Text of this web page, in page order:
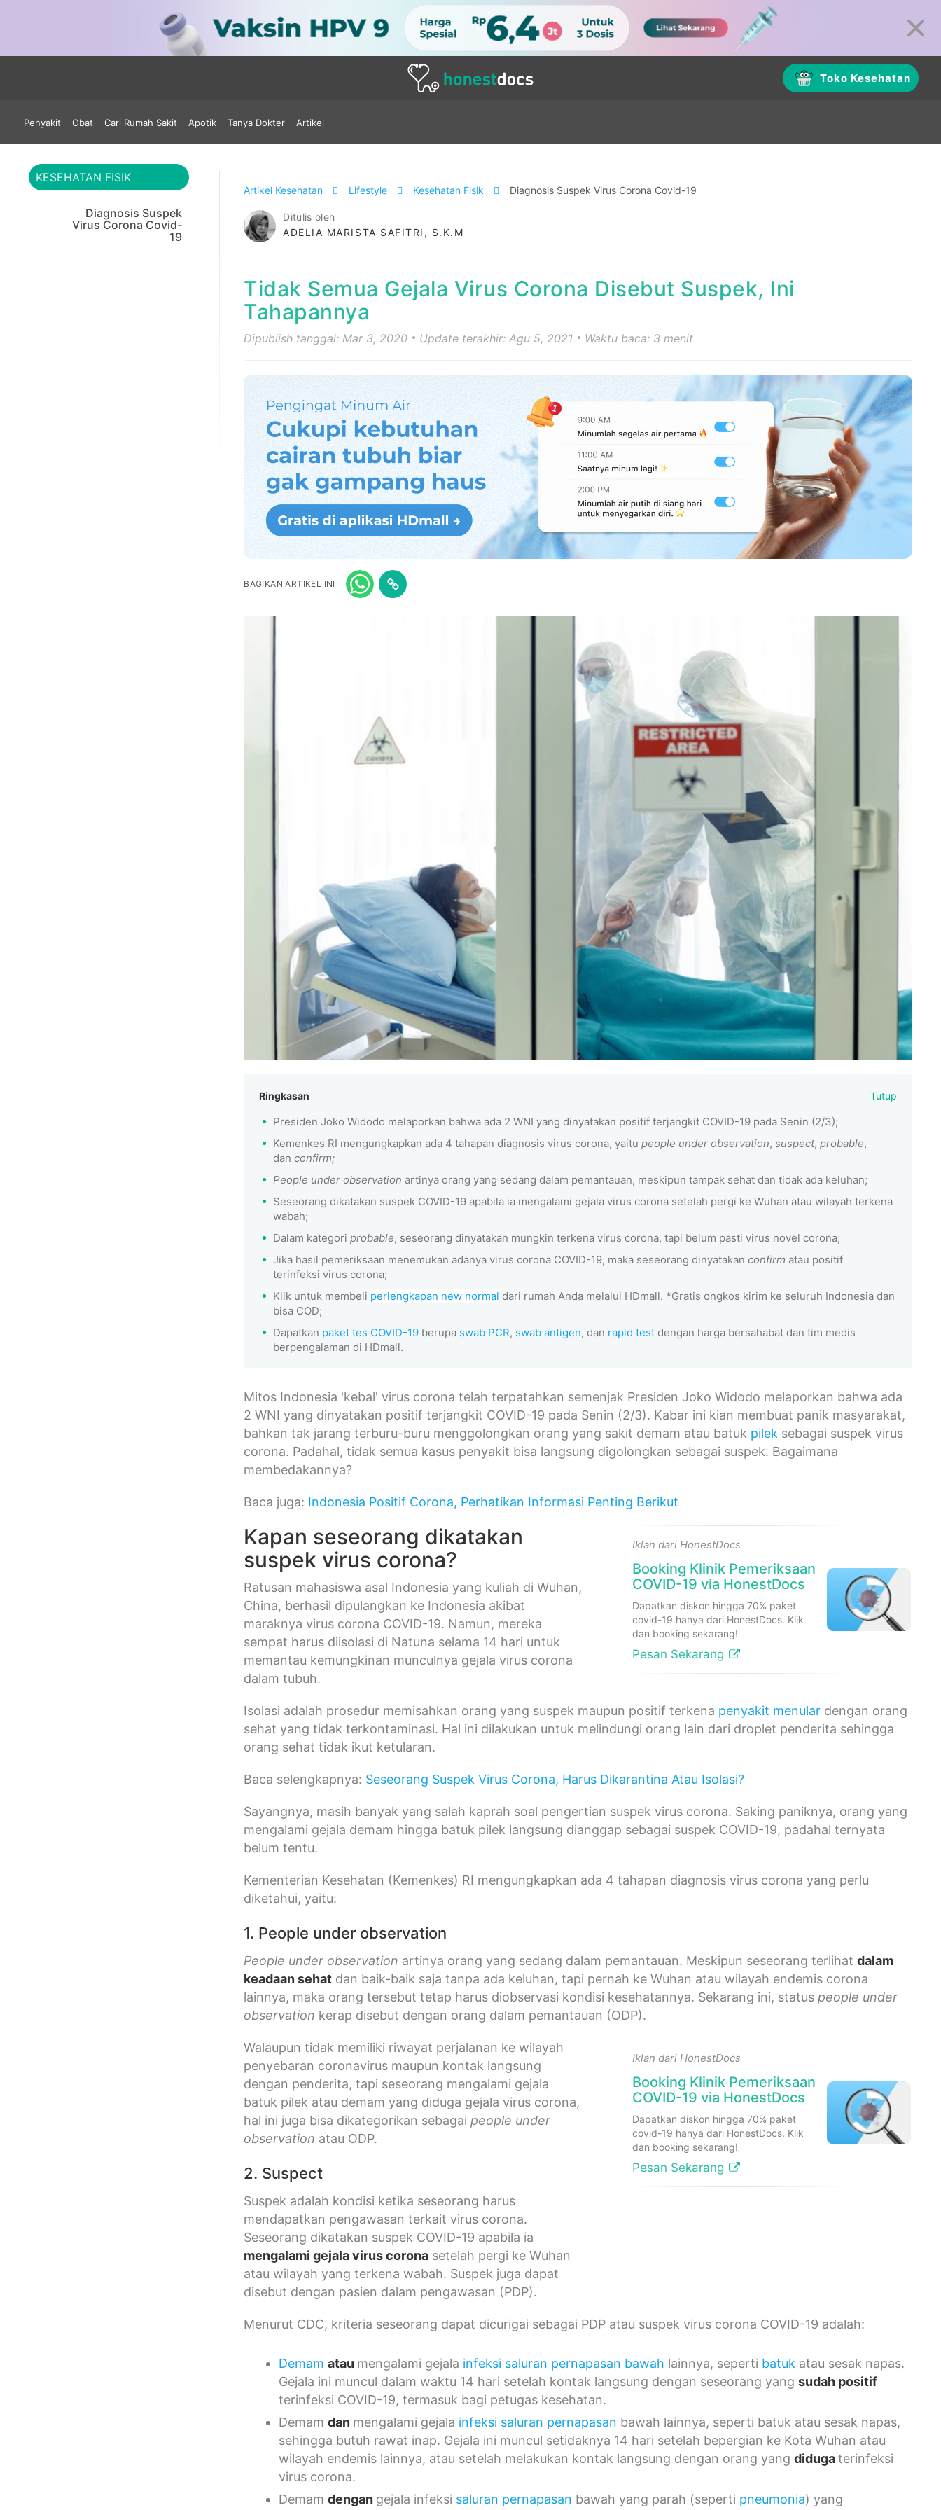
Toko Kesehatan
Penyakit Obat Cari Rumah Sakit Apotik Tanya Dokter Artikel
KESEHATAN FISIK
Diagnosis Suspek
Virus Corona Covid-
19
Artikel Kesehatan Lifestyle Kesehatan Fisik Diagnosis Suspek Virus Corona Covid-19
Ditulis oleh
ADELIA MARISTA SAFITRI, S.K.M
Tidak Semua Gejala Virus Corona Disebut Suspek, Ini
Tahapannya
Dipublish tanggal: Mar 3, 2020 Update terakhir: Agu 5, 2021 Waktu baca: 3 menit
BAGIKAN ARTIKEL INI
Ringkasan Tutup
Presiden Joko Widodo melaporkan bahwa ada 2 WNI yang dinyatakan positif terjangkit COVID-19 pada Senin (2/3);
Kemenkes RI mengungkapkan ada 4 tahapan diagnosis virus corona, yaitupeople under observation,suspect,probable,
danconfirm;
People under observation artinya orang yang sedang dalam pemantauan, meskipun tampak sehat dan tidak ada keluhan;
Seseorang dikatakan suspek COVID-19 apabila ia mengalami gejala virus corona setelah pergi ke Wuhan atau wilayah terkena
wabah;
Dalam kategoriprobable, seseorang dinyatakan mungkin terkena virus corona, tapi belum pasti virus novel corona;
Jika hasil pemeriksaan menemukan adanya virus corona COVID-19, maka seseorang dinyatakanconfirm atau positif
terinfeksi virus corona;
Klik untuk membeli perlengkapan new normal dari rumah Anda melalui HDmall. *Gratis ongkos kirim ke seluruh Indonesia dan
bisa COD;
Dapatkan paket tes COVID-19 berupa swab PCR, swab antigen, dan rapid test dengan harga bersahabat dan tim medis
berpengalaman di HDmall.
Mitos Indonesia 'kebal' virus corona telah terpatahkan semenjak Presiden Joko Widodo melaporkan bahwa ada
2 WNI yang dinyatakan positif terjangkit COVID-19 pada Senin (2/3). Kabar ini kian membuat panik masyarakat,
bahkan tak jarang terburu-buru menggolongkan orang yang sakit demam atau batuk pilek sebagai suspek virus
corona. Padahal, tidak semua kasus penyakit bisa langsung digolongkan sebagai suspek. Bagaimana
membedakannya?
Baca juga: Indonesia Positif Corona, Perhatikan Informasi Penting Berikut
Iklan dari HonestDocs
Booking Klinik Pemeriksaan
COVID-19 via HonestDocs
Dapatkan diskon hingga 70% paket
covid-19 hanya dari HonestDocs. Klik
dan booking sekarang!
Pesan Sekarang
Kapan seseorang dikatakan
suspek virus corona?
Ratusan mahasiswa asal Indonesia yang kuliah di Wuhan,
China, berhasil dipulangkan ke Indonesia akibat
maraknya virus corona COVID-19. Namun, mereka
sempat harus diisolasi di Natuna selama 14 hari untuk
memantau kemungkinan munculnya gejala virus corona
dalam tubuh.
Isolasi adalah prosedur memisahkan orang yang suspek maupun positif terkena penyakit menular dengan orang
sehat yang tidak terkontaminasi. Hal ini dilakukan untuk melindungi orang lain dari droplet penderita sehingga
orang sehat tidak ikut ketularan.
Baca selengkapnya: Seseorang Suspek Virus Corona, Harus Dikarantina Atau Isolasi?
Sayangnya, masih banyak yang salah kaprah soal pengertian suspek virus corona. Saking paniknya, orang yang
mengalami gejala demam hingga batuk pilek langsung dianggap sebagai suspek COVID-19, padahal ternyata
belum tentu.
Kementerian Kesehatan (Kemenkes) RI mengungkapkan ada 4 tahapan diagnosis virus corona yang perlu
diketahui, yaitu:
1. People under observation
People under observation artinya orang yang sedang dalam pemantauan. Meskipun seseorang terlihatdalam
keadaan sehat dan baik-baik saja tanpa ada keluhan, tapi pernah ke Wuhan atau wilayah endemis corona
lainnya, maka orang tersebut tetap harus diobservasi kondisi kesehatannya. Sekarang ini, statuspeople under
observation kerap disebut dengan orang dalam pemantauan (ODP).
Iklan dari HonestDocs
Booking Klinik Pemeriksaan
COVID-19 via HonestDocs
Dapatkan diskon hingga 70% paket
covid-19 hanya dari HonestDocs. Klik
dan booking sekarang!
Pesan Sekarang
Walaupun tidak memiliki riwayat perjalanan ke wilayah
penyebaran coronavirus maupun kontak langsung
dengan penderita, tapi seseorang mengalami gejala
batuk pilek atau demam yang diduga gejala virus corona,
hal ini juga bisa dikategorikan sebagaipeople under
observation atau ODP.
2. Suspect
Suspek adalah kondisi ketika seseorang harus
mendapatkan pengawasan terkait virus corona.
Seseorang dikatakan suspek COVID-19 apabila ia
mengalami gejala virus corona setelah pergi ke Wuhan
atau wilayah yang terkena wabah. Suspek juga dapat
disebut dengan pasien dalam pengawasan (PDP).
Menurut CDC, kriteria seseorang dapat dicurigai sebagai PDP atau suspek virus corona COVID-19 adalah:
Demam atau mengalami gejala infeksi saluran pernapasan bawah lainnya, seperti batuk atau sesak napas.
Gejala ini muncul dalam waktu 14 hari setelah kontak langsung dengan seseorang yangsudah positif
terinfeksi COVID-19, termasuk bagi petugas kesehatan.
Demamdan mengalami gejala infeksi saluran pernapasan bawah lainnya, seperti batuk atau sesak napas,
sehingga butuh rawat inap. Gejala ini muncul setidaknya 14 hari setelah bepergian ke Kota Wuhan atau
wilayah endemis lainnya, atau setelah melakukan kontak langsung dengan orang yangdidugaterinfeksi
virus corona.
Demamdengan gejala infeksi saluran pernapasan bawah yang parah (seperti pneumonia) yang